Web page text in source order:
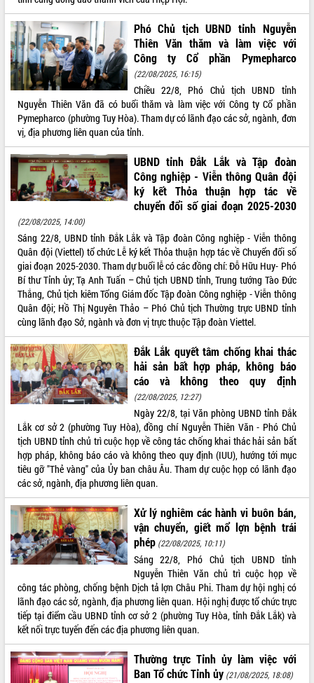
Phó Chủ tịch UBND tỉnh Nguyễn
Thiên Văn thăm và làm việc với
Công ty Cổ phần Pymepharco
(22/08/2025, 16:15)
Chiều 22/8, Phó Chủ tịch UBND tỉnh
Nguyễn Thiên Văn đã có buổi thăm và làm việc với Công ty Cổ phần
Pymepharco (phường Tuy Hòa). Tham dự có lãnh đạo các sở, ngành, đơn
vị, địa phương liên quan của tỉnh.
UBND tỉnh Đắk Lắk và Tập đoàn
Công nghiệp - Viễn thông Quân đội
ký kết Thỏa thuận hợp tác về
chuyển đổi số giai đoạn 2025-2030
(22/08/2025, 14:00)
Sáng 22/8, UBND tỉnh Đắk Lắk và Tập đoàn Công nghiệp - Viễn thông
Quân đội (Viettel) tổ chức Lễ ký kết Thỏa thuận hợp tác về Chuyển đổi số
giai đoạn 2025-2030. Tham dự buổi lễ có các đồng chí: Đỗ Hữu Huy- Phó
Bí thư Tỉnh ủy; Tạ Anh Tuấn – Chủ tịch UBND tỉnh, Trung tướng Tào Đức
Thắng, Chủ tịch kiêm Tổng Giám đốc Tập đoàn Công nghiệp - Viễn thông
Quân đội; Hồ Thị Nguyên Thảo – Phó Chủ tịch Thường trực UBND tỉnh
cùng lãnh đạo Sở, ngành và đơn vị trực thuộc Tập đoàn Viettel.
Đắk Lắk quyết tâm chống khai thác
hải sản bất hợp pháp, không báo
cáo và không theo quy định
(22/08/2025, 12:27)
Ngày 22/8, tại Văn phòng UBND tỉnh Đắk
Lắk cơ sở 2 (phường Tuy Hòa), đồng chí Nguyễn Thiên Văn - Phó Chủ
tịch UBND tỉnh chủ trì cuộc họp về công tác chống khai thác hải sản bất
hợp pháp, không báo cáo và không theo quy định (IUU), hướng tới mục
tiêu gỡ "Thẻ vàng" của Ủy ban châu Âu. Tham dự cuộc họp có lãnh đạo
các sở, ngành, địa phương liên quan.
Xử lý nghiêm các hành vi buôn bán,
vận chuyển, giết mổ lợn bệnh trái
phép (22/08/2025, 10:11)
Sáng 22/8, Phó Chủ tịch UBND tỉnh
Nguyễn Thiên Văn chủ trì cuộc họp về
công tác phòng, chống bệnh Dịch tả lợn Châu Phi. Tham dự hội nghị có
lãnh đạo các sở, ngành, địa phương liên quan. Hội nghị được tổ chức trực
tiếp tại điểm cầu UBND tỉnh cơ sở 2 (phường Tuy Hòa, tỉnh Đắk Lắk) và
kết nối trực tuyến đến các địa phương liên quan.
Thường trực Tỉnh ủy làm việc với
Ban Tổ chức Tỉnh ủy (21/08/2025, 18:08)